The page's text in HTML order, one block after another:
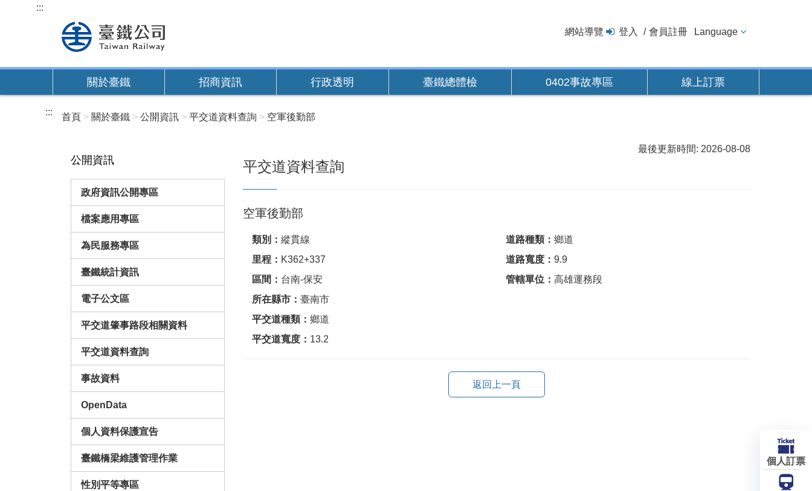
內
:::
網站導覽 登入 會員註冊 Language
關於臺鐵 招商資訊 行政透明 臺鐵總體檢 0402事故專區 線上訂票
::: 首頁 關於臺鐵 公開資訊 平交道資料查詢 空軍後勤部
公開資訊
政府資訊公開專區
檔案應用專區
為民服務專區
臺鐵統計資訊
電子公文區
平交道肇事路段相關資料
平交道資料查詢
事故資料
OpenData
個人資料保護宣告
臺鐵橋梁維護管理作業
性別平等專區
平交道資料查詢
最後更新時間: 2026-08-08
空軍後勤部
類別： 縱貫線
里程： K362+337
區間： 台南-保安
所在縣市： 臺南市
平交道種類： 鄉道
平交道寬度： 13.2
道路種類： 鄉道
道路寬度： 9.9
管轄單位： 高雄運務段
返回上一頁
個人訂票